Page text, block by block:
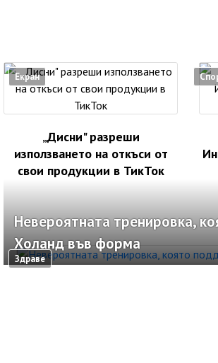
Екран
„Дисни" разреши
използването на откъси от
свои продукции в ТикТок
Здраве
Невероятната тренировка,
Холанд във форма